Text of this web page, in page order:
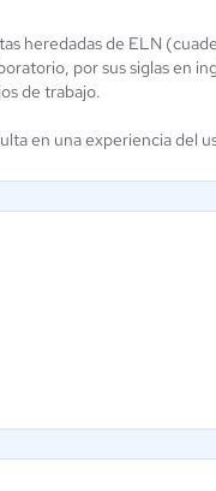
Aún sin
heredadas de ELN
por sus siglas en
de trabajo.
en una experiencia del